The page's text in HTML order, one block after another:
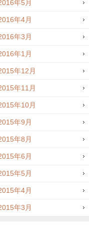
年5月
年4月
年3月
年1月
年12月
年11月
年10月
年9月
年8月
年6月
年5月
年4月
年3月